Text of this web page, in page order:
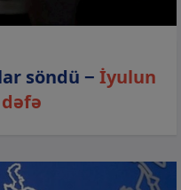
söndü − İyulun